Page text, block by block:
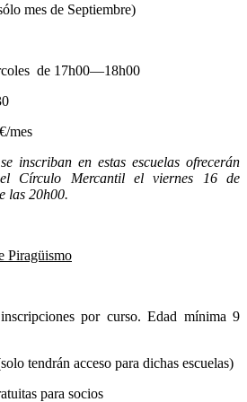
mes de Septiembre)
de 17h00—18h00
mes
inscriban en estas escuelas ofrecerán
Círculo Mercantil el viernes 16 de
las 20h00.
Piragüismo
por curso. Edad mínima 9
tendrán acceso para dichas escuelas)
para socios